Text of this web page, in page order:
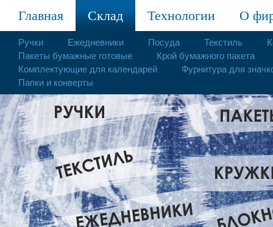
Главная Склад Технологии О
Ручки Ежедневники Посуда Текстиль
Пакеты бумажные готовые
Крой бумажного пакета
Комплектующие для календарей
Фурнитура для
Папки и конверты